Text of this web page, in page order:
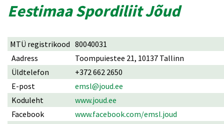
Eestimaa Spordiliit Jõud
MTÜ registrikood 80040031
Aadress
Toompuiestee 21, 10137 Tallinn
Üldtelefon
+372 662 2650
E-post
emsl@joud.ee
Koduleht
www.joud.ee
Facebook
www.facebook.com/emsl.joud